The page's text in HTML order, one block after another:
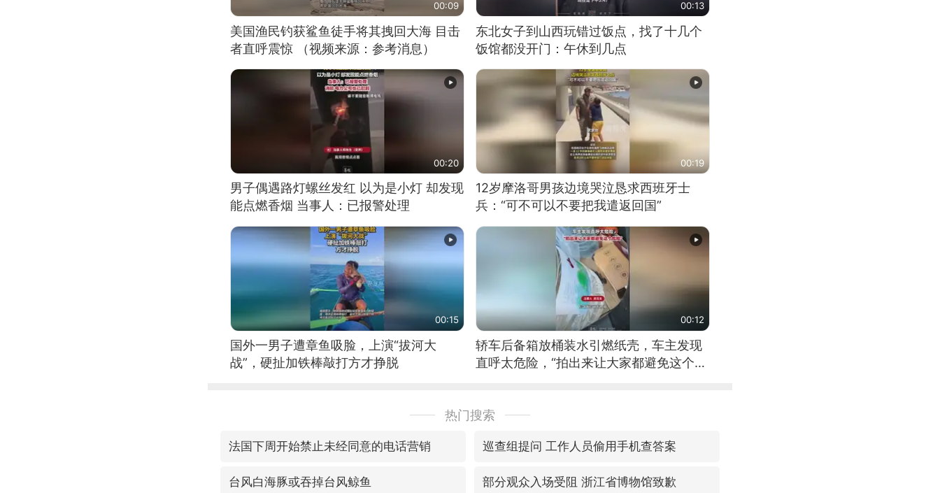
00:09
美国渔民钓获鲨鱼徒手将其拽回大海 目击
者直呼震惊 （视频来源：参考消息）
00:13
东北女子到山西玩错过饭点，找了十几个
饭馆都没开门：午休到几点
00:20
男子偶遇路灯螺丝发红 以为是小灯 却发现
能点燃香烟 当事人：已报警处理
00:19
12岁摩洛哥男孩边境哭泣恳求西班牙士
兵：“可不可以不要把我遣返回国”
00:15
国外一男子遭章鱼吸脸，上演“拔河大
战”，硬扯加铁棒敲打方才挣脱
00:12
轿车后备箱放桶装水引燃纸壳，车主发现
直呼太危险，“拍出来让大家都避免这个危
热门搜索
法国下周开始禁止未经同意的电话营销 巡查组提问 工作人员偷用手机查答案
台风白海豚或吞掉台风鲸鱼 部分观众入场受阻 浙江省博物馆致歉